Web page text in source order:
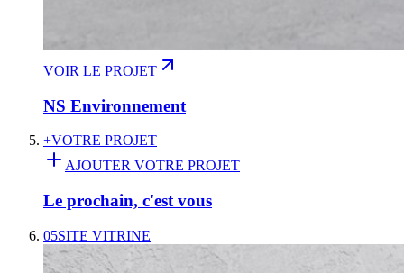
VOIR LE PROJET
NS Environnement
+VOTRE PROJET
AJOUTER VOTRE PROJET
Le prochain, c'est vous
05SITE VITRINE